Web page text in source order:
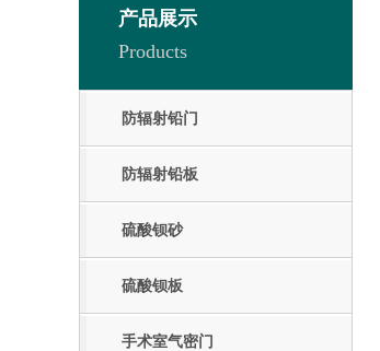
产品展示
Products
防辐射铅门
防辐射铅板
硫酸钡砂
硫酸钡板
手术室气密门